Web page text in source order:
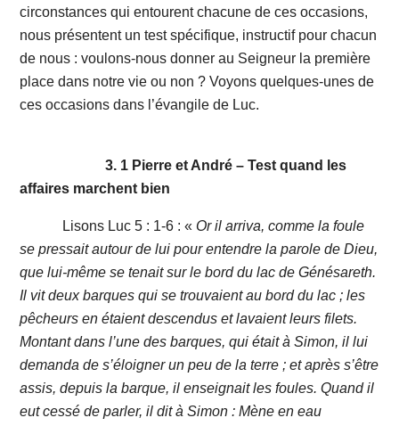
circonstances qui entourent chacune de ces occasions,
nous présentent un test spécifique, instructif pour chacun
de nous : voulons-nous donner au Seigneur la première
place dans notre vie ou non ? Voyons quelques-unes de
ces occasions dans l’évangile de Luc.
3. 1 Pierre et André – Test quand les
affaires marchent bien
Lisons Luc 5 : 1-6 : « Or il arriva, comme la foule
se pressait autour de lui pour entendre la parole de Dieu,
que lui-même se tenait sur le bord du lac de Génésareth.
Il vit deux barques qui se trouvaient au bord du lac ; les
pêcheurs en étaient descendus et lavaient leurs filets.
Montant dans l’une des barques, qui était à Simon, il lui
demanda de s’éloigner un peu de la terre ; et après s’être
assis, depuis la barque, il enseignait les foules. Quand il
eut cessé de parler, il dit à Simon : Mène en eau